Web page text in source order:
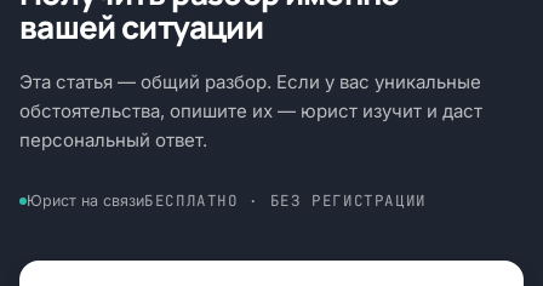
вашей ситуации
Эта статья — общий разбор. Если у вас уникальные
обстоятельства, опишите их — юрист изучит и даст
персональный ответ.
Юрист на связиБЕСПЛАТНО · БЕЗ РЕГИСТРАЦИИ